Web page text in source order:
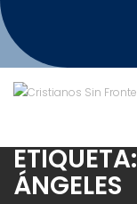
Saltar
al
contenido
ÁNGELES